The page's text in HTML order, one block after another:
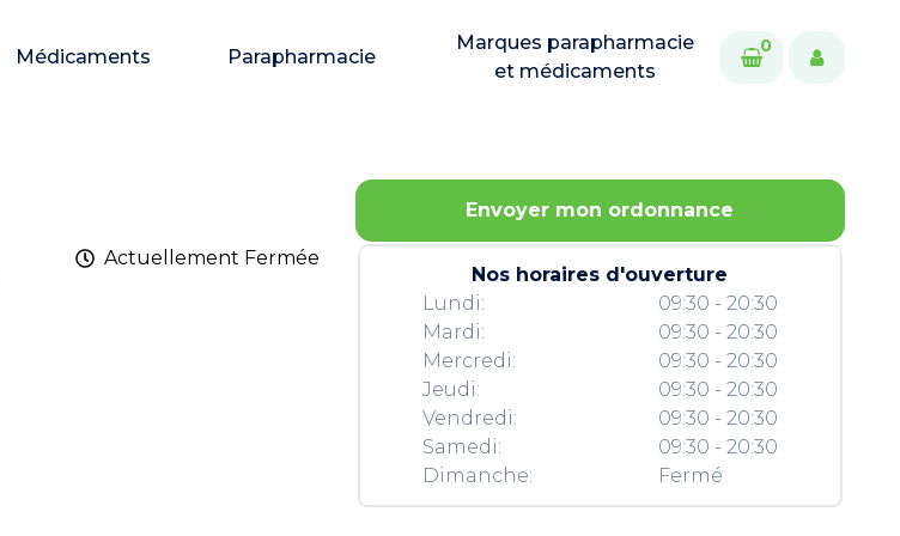
Médicaments Parapharmacie
Marques parapharmacie
et médicaments
0
Actuellement Fermée
Envoyer mon ordonnance
Nos horaires d'ouverture
Lundi:
Mardi:
Mercredi:
Jeudi:
Vendredi:
Samedi:
Dimanche:
09:30 - 20:30
09:30 - 20:30
09:30 - 20:30
09:30 - 20:30
09:30 - 20:30
09:30 - 20:30
Fermé